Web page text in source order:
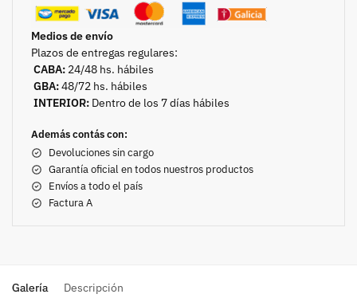
Medios de envío
Plazos de entregas regulares:
CABA: 24/48 hs. hábiles
GBA:48/72 hs. hábiles
INTERIOR:Dentro de los 7 días hábiles
Además contás con:
Devoluciones sin cargo
Garantía oficial en todos nuestros productos
Envíos a todo el país
Factura A
Galería Descripción